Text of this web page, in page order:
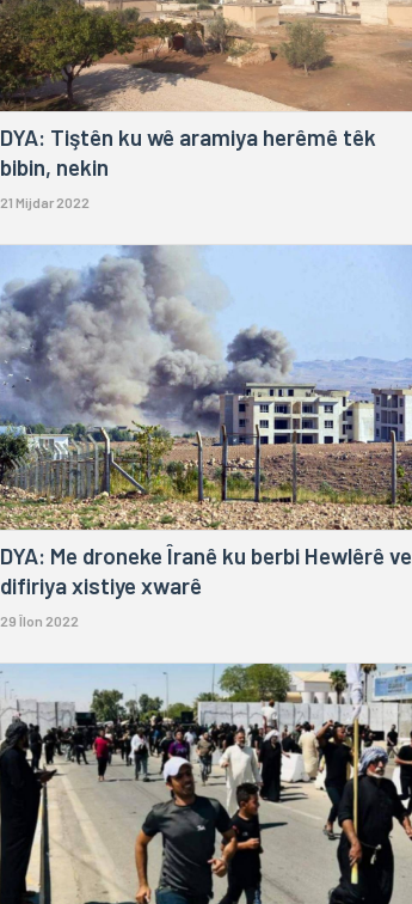
DYA: Tiştên ku wê aramiya herêmê têk
bibin, nekin
21 Mijdar 2022
DYA: Me droneke Îranê ku berbi Hewlêrê ve
difiriya xistiye xwarê
29 Îlon 2022